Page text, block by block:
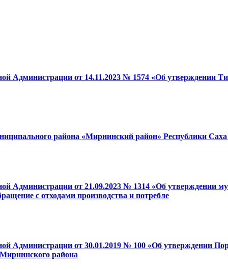
Администрации от 14.11.2023 № 1574 «Об утверждении
района «Мирнинский район» Республики
Администрации от 21.09.2023 № 1314 «Об утверждении
с отходами производства и потребле
Администрации от 30.01.2019 № 100 «Об утверждении
района